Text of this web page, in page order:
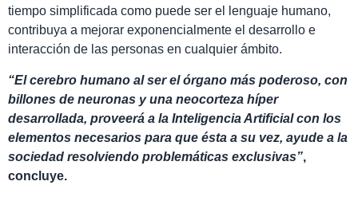
tiempo simplificada como puede ser el lenguaje humano,
contribuya a mejorar exponencialmente el desarrollo e
interacción de las personas en cualquier ámbito.
“El cerebro humano al ser el órgano más poderoso, con
billones de neuronas y una neocorteza híper
desarrollada, proveerá a la Inteligencia Artificial con los
elementos necesarios para que ésta a su vez, ayude a la
sociedad resolviendo problemáticas exclusivas”,
concluye.